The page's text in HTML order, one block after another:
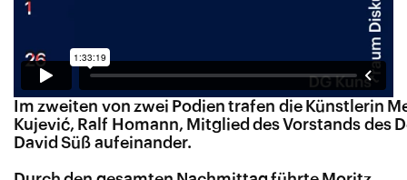
Im zweiten von zwei Podien trafen die Künstlerin
Kujević, Ralf Homann, Mitglied des Vorstands des
David Süß aufeinander.